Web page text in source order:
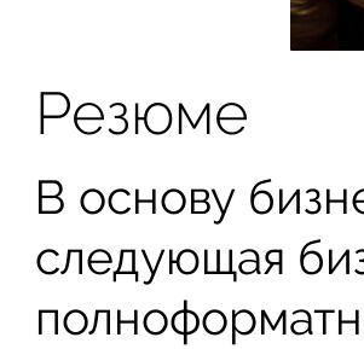
Резюме
В основу
следующая